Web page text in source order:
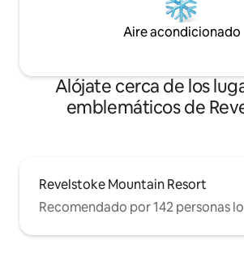
Aire acondicionado
Alójate cerca de los
emblemáticos de
Revelstoke Mountain Resort
Recomendado por 142 personas